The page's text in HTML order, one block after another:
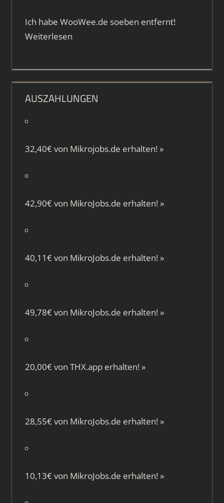
Ich habe WooWee.de soeben entfernt!
Weiterlesen
AUSZAHLUNGEN
32,40€ von Mikrojobs.de erhalten! »
42,90€ von MikroJobs.de erhalten! »
40,11€ von MikroJobs.de erhalten! »
49,78€ von MikroJobs.de erhalten! »
20,00€ von THX.apperhalten! »
28,55€ von MikroJobs.de erhalten! »
10,13€ von MikroJobs.de erhalten! »